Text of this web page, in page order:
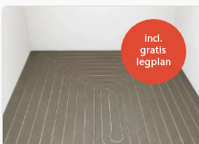
incl.
gratis
legplan